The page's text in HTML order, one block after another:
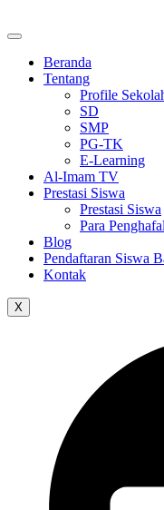
to
contentBeranda
Tentang
Profile
SD
SMP
PG-TK
E-Learning
Al-Imam TV
Prestasi Siswa
Prestasi Siswa
Para
Blog
Pendaftaran Siswa
Kontak
X